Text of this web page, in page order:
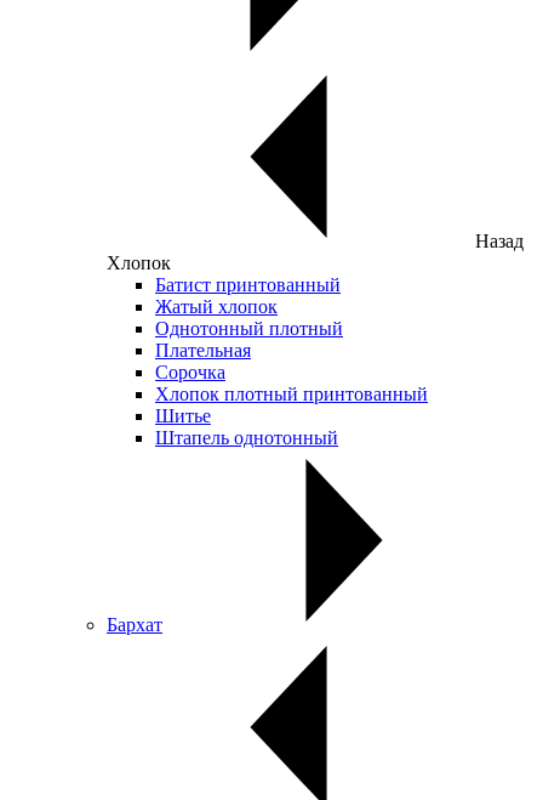
Назад
Хлопок
Батист принтованный
Жатый хлопок
Однотонный плотный
Плательная
Сорочка
Хлопок плотный принтованный
Шитье
Штапель однотонный
Бархат